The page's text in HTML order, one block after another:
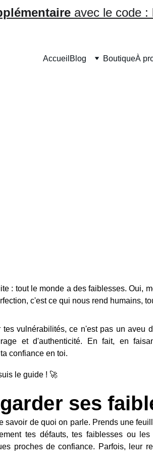
avec le code :
Accueil Blog BoutiqueÀ
: tout le monde a des faiblesses. Oui,
c'est ce qui nous rend humains,
tes vulnérabilités, ce n'est pas un aveu
et d'authenticité. En fait, en
confiance en toi.
le guide ! 🚀
ses
savoir de quoi on parle. Prends une
tes défauts, tes faiblesses ou
proches de confiance. Parfois, leur